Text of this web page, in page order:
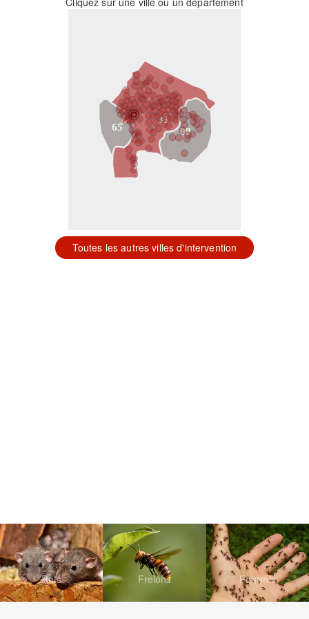
31
09
65
Toutes les autres villes d'intervention
Rats Frelons Fourmis